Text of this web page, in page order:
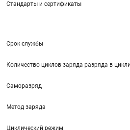
Стандарты и сертификаты
Срок службы
Количество циклов заряда-разряда в
Саморазряд
Метод заряда
Циклический режим